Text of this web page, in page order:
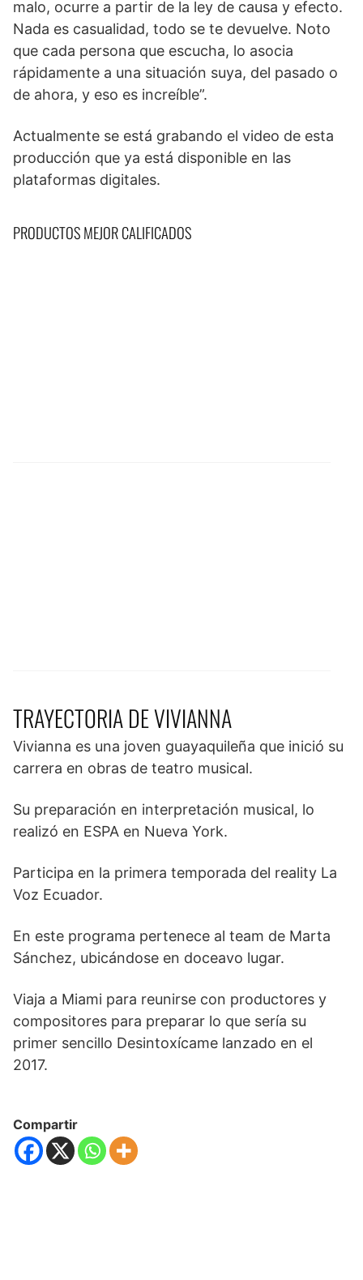
malo, ocurre a partir de la ley de causa y efecto.
Nada es casualidad, todo se te devuelve. Noto
que cada persona que escucha, lo asocia
rápidamente a una situación suya, del pasado o
de ahora, y eso es increíble”.
Actualmente se está grabando el video de esta
producción que ya está disponible en las
plataformas digitales.
PRODUCTOS MEJOR CALIFICADOS
TRAYECTORIA DE VIVIANNA
Vivianna es una joven guayaquileña que inició su
carrera en obras de teatro musical.
Su preparación en interpretación musical, lo
realizó en ESPA en Nueva York.
Participa en la primera temporada del reality La
Voz Ecuador.
En este programa pertenece al team de Marta
Sánchez, ubicándose en doceavo lugar.
Viaja a Miami para reunirse con productores y
compositores para preparar lo que sería su
primer sencillo Desintoxícame lanzado en el
2017.
Compartir